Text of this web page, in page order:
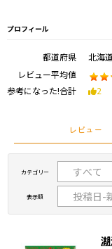
プロフィール
都道府県
北海道
レビュー平均値
参考になった!合計 2
レビュー
カテゴリー
表示順